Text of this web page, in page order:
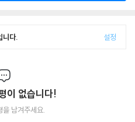
니다. 설정
이 없습니다!
남겨주세요.